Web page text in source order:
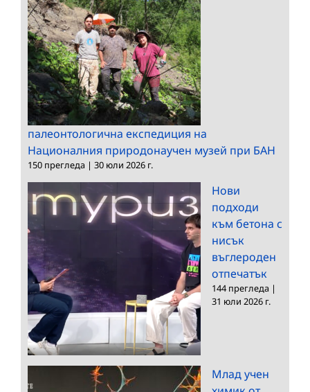
палеонтологична експедиция на
Националния природонаучен музей при БАН
150 прегледа | 30 юли 2026 г.
Нови
подходи
към бетона с
нисък
въглероден
отпечатък
144 прегледа |
31 юли 2026 г.
Млад учен